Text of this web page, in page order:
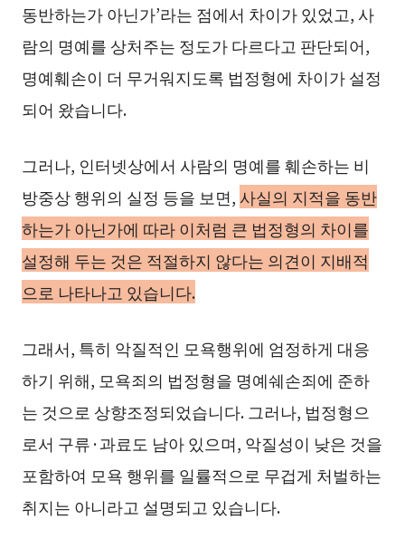
동반하는가 아닌가’라는 점에서 차이가 있었고, 사
람의 명예를 상처주는 정도가 다르다고 판단되어,
명예훼손이 더 무거워지도록 법정형에 차이가 설정
되어 왔습니다.
그러나, 인터넷상에서 사람의 명예를 훼손하는 비
방중상 행위의 실정 등을 보면, 사실의 지적을 동반
하는가 아닌가에 따라 이처럼 큰 법정형의 차이를
설정해 두는 것은 적절하지 않다는 의견이 지배적
으로 나타나고 있습니다.
그래서, 특히 악질적인 모욕행위에 엄정하게 대응
하기 위해, 모욕죄의 법정형을 명예쉐손죄에 준하
는 것으로 상향조정되었습니다. 그러나, 법정형으
로서 구류·과료도 남아 있으며, 악질성이 낮은 것을
포함하여 모욕 행위를 일률적으로 무겁게 처벌하는
취지는 아니라고 설명되고 있습니다.